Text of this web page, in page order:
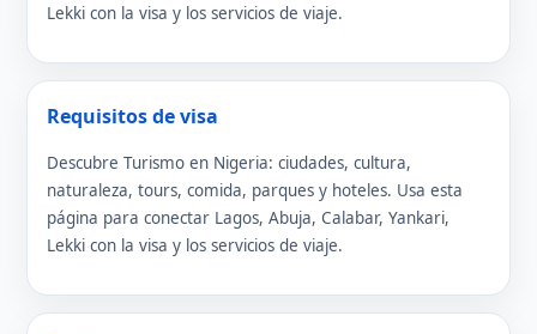
Lekki con la visa y los servicios de viaje.
Requisitos de visa
Descubre Turismo en Nigeria: ciudades, cultura,
naturaleza, tours, comida, parques y hoteles. Usa esta
página para conectar Lagos, Abuja, Calabar, Yankari,
Lekki con la visa y los servicios de viaje.